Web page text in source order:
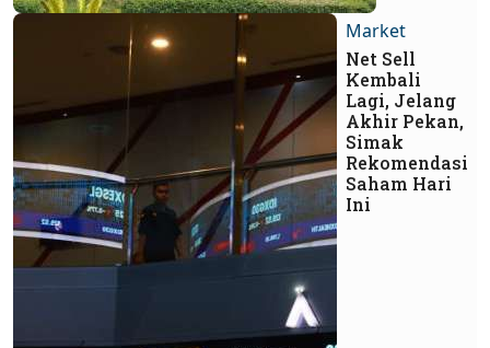
Market
Net Sell
Kembali
Lagi, Jelang
Akhir Pekan,
Simak
Rekomendasi
Saham Hari
Ini